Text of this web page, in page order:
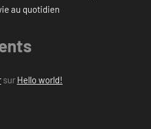
au quotidien
sur Hello world!